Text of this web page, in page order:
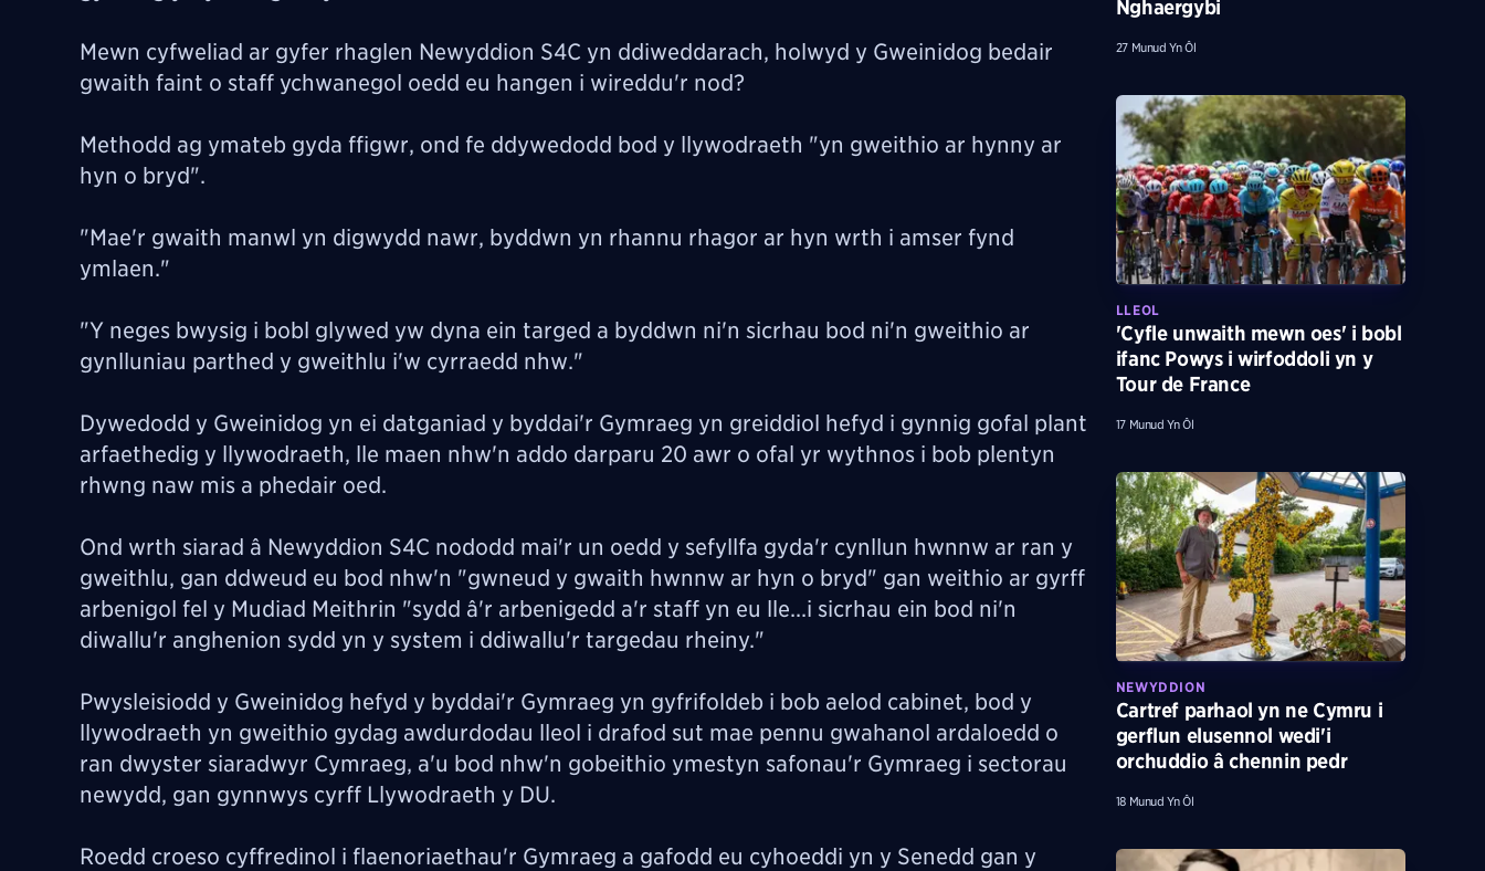
Mewn cyfweliad ar gyfer rhaglen Newyddion S4C yn ddiweddarach, holwyd y Gweinidog bedair
gwaith faint o staff ychwanegol oedd eu hangen i wireddu'r nod?
Methodd ag ymateb gyda ffigwr, ond fe ddywedodd bod y llywodraeth "yn gweithio ar hynny ar
hyn o bryd".
"Mae'r gwaith manwl yn digwydd nawr, byddwn yn rhannu rhagor ar hyn wrth i amser fynd
ymlaen."
"Y neges bwysig i bobl glywed yw dyna ein targed a byddwn ni'n sicrhau bod ni'n gweithio ar
gynlluniau parthed y gweithlu i'w cyrraedd nhw."
Dywedodd y Gweinidog yn ei datganiad y byddai'r Gymraeg yn greiddiol hefyd i gynnig gofal plant
arfaethedig y llywodraeth, lle maen nhw'n addo darparu 20 awr o ofal yr wythnos i bob plentyn
rhwng naw mis a phedair oed.
Ond wrth siarad â Newyddion S4C nododd mai'r un oedd y sefyllfa gyda'r cynllun hwnnw ar ran y
gweithlu, gan ddweud eu bod nhw'n "gwneud y gwaith hwnnw ar hyn o bryd" gan weithio ar gyrff
arbenigol fel y Mudiad Meithrin "sydd â'r arbenigedd a'r staff yn eu lle...i sicrhau ein bod ni'n
diwallu'r anghenion sydd yn y system i ddiwallu'r targedau rheiny."
Pwysleisiodd y Gweinidog hefyd y byddai'r Gymraeg yn gyfrifoldeb i bob aelod cabinet, bod y
llywodraeth yn gweithio gydag awdurdodau lleol i drafod sut mae pennu gwahanol ardaloedd o
ran dwyster siaradwyr Cymraeg, a'u bod nhw'n gobeithio ymestyn safonau'r Gymraeg i sectorau
newydd, gan gynnwys cyrff Llywodraeth y DU.
Roedd croeso cyffredinol i flaenoriaethau'r Gymraeg a gafodd eu cyhoeddi yn y Senedd gan y
Nghaergybi
27 Munud Yn Ôl
LLEOL
'Cyfle unwaith mewn oes' i bobl
ifanc Powys i wirfoddoli yn y
Tour de France
17 Munud Yn Ôl
NEWYDDION
Cartref parhaol yn ne Cymru i
gerflun elusennol wedi'i
orchuddio â chennin pedr
18 Munud Yn Ôl